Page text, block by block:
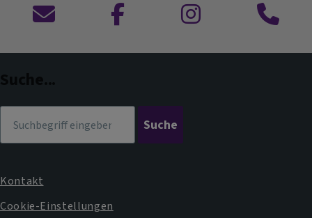
Kontaktformular
zu
zu
Anruf
Fußbereichsmenü
Kontakt
Cookie-Einstellungen